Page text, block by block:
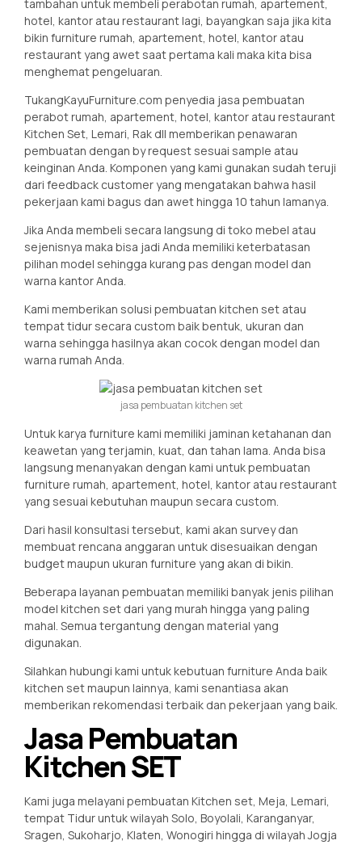
tambahan untuk membeli perabotan rumah, apartement,
hotel, kantor atau restaurant lagi, bayangkan saja jika kita
bikin furniture rumah, apartement, hotel, kantor atau
restaurant yang awet saat pertama kali maka kita bisa
menghemat pengeluaran.
TukangKayuFurniture.com penyedia jasa pembuatan
perabot rumah, apartement, hotel, kantor atau restaurant
Kitchen Set, Lemari, Rak dll memberikan penawaran
pembuatan dengan by request sesuai sample atau
keinginan Anda. Komponen yang kami gunakan sudah teruji
dari feedback customer yang mengatakan bahwa hasil
pekerjaan kami bagus dan awet hingga 10 tahun lamanya.
Jika Anda membeli secara langsung di toko mebel atau
sejenisnya maka bisa jadi Anda memiliki keterbatasan
pilihan model sehingga kurang pas dengan model dan
warna kantor Anda.
Kami memberikan solusi pembuatan kitchen set atau
tempat tidur secara custom baik bentuk, ukuran dan
warna sehingga hasilnya akan cocok dengan model dan
warna rumah Anda.
jasa pembuatan kitchen set
Untuk karya furniture kami memiliki jaminan ketahanan dan
keawetan yang terjamin, kuat, dan tahan lama. Anda bisa
langsung menanyakan dengan kami untuk pembuatan
furniture rumah, apartement, hotel, kantor atau restaurant
yang sesuai kebutuhan maupun secara custom.
Dari hasil konsultasi tersebut, kami akan survey dan
membuat rencana anggaran untuk disesuaikan dengan
budget maupun ukuran furniture yang akan di bikin.
Beberapa layanan pembuatan memiliki banyak jenis pilihan
model kitchen set dari yang murah hingga yang paling
mahal. Semua tergantung dengan material yang
digunakan.
Silahkan hubungi kami untuk kebutuan furniture Anda baik
kitchen set maupun lainnya, kami senantiasa akan
memberikan rekomendasi terbaik dan pekerjaan yang baik.
Jasa Pembuatan
Kitchen SET
Kami juga melayani pembuatan Kitchen set, Meja, Lemari,
tempat Tidur untuk wilayah Solo, Boyolali, Karanganyar,
Sragen, Sukoharjo, Klaten, Wonogiri hingga di wilayah Jogja